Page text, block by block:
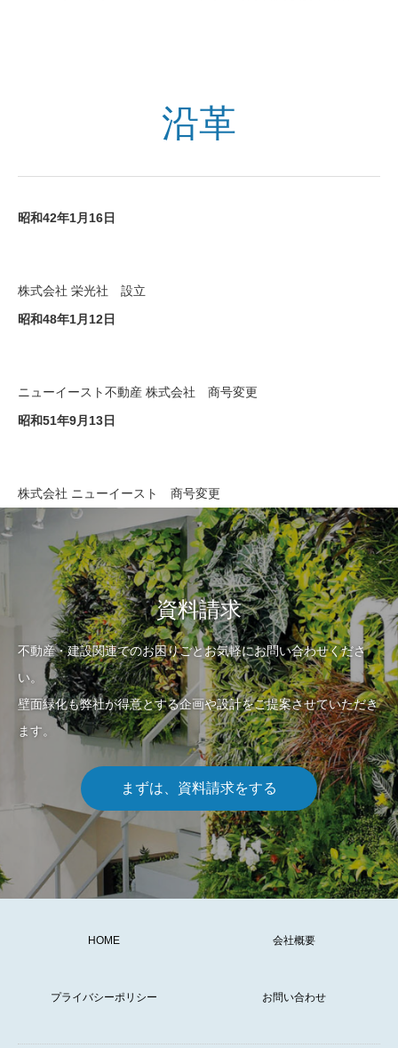
沿革
昭和42年1月16日
株式会社 栄光社 設立
昭和48年1月12日
ニューイースト不動産 株式会社 商号変更
昭和51年9月13日
株式会社 ニューイースト 商号変更
資料請求
不動産・建設関連でのお困りごとお気軽にお問い合わせくださ
い。
壁面緑化も弊社が得意とする企画や設計をご提案させていただき
ます。
まずは、資料請求をする
HOME 会社概要
プライバシーポリシー お問い合わせ